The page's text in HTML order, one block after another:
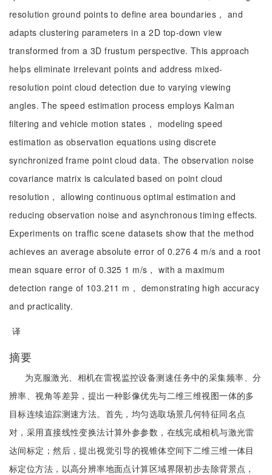
resolution ground points to define area boundaries， and
adapts clustering parameters in a 2D top-down view
transformed from a 3D frustum perspective. This approach
helps eliminate irrelevant points and address mixed-
resolution point cloud detection due to varying viewing
angles. The speed estimation process employs Kalman
filtering and vehicle motion states， modeling speed
estimation as observation equations using discrete
synchronized frame point cloud data. The observation noise
covariance matrix is calculated based on point cloud
resolution， allowing continuous optimal estimation and
reducing observation noise and asynchronous timing effects.
Experiments on traffic scene datasets show that the method
achieves an average absolute error of 0.276 4 m/s and a root
mean square error of 0.325 1 m/s， with a maximum
detection range of 103.211 m， demonstrating high accuracy
and practicality.
译
摘要
为克服激光、相机在雷视监控设备测速任务中的采集频率、分
辨率、视角等差异，提出一种影像优先与二维三维视图一体的多
目标连续追踪测速方法。首先，均匀选取场景几何特征同名点
对，采用直接线性变换法计算外参参数，在线完成相机与激光雷
达间标定；然后，提出视觉引导的视锥体空间下二维三维一体目
标定位方法，以高分辨率地面点计算区域界限初步去除背景点，